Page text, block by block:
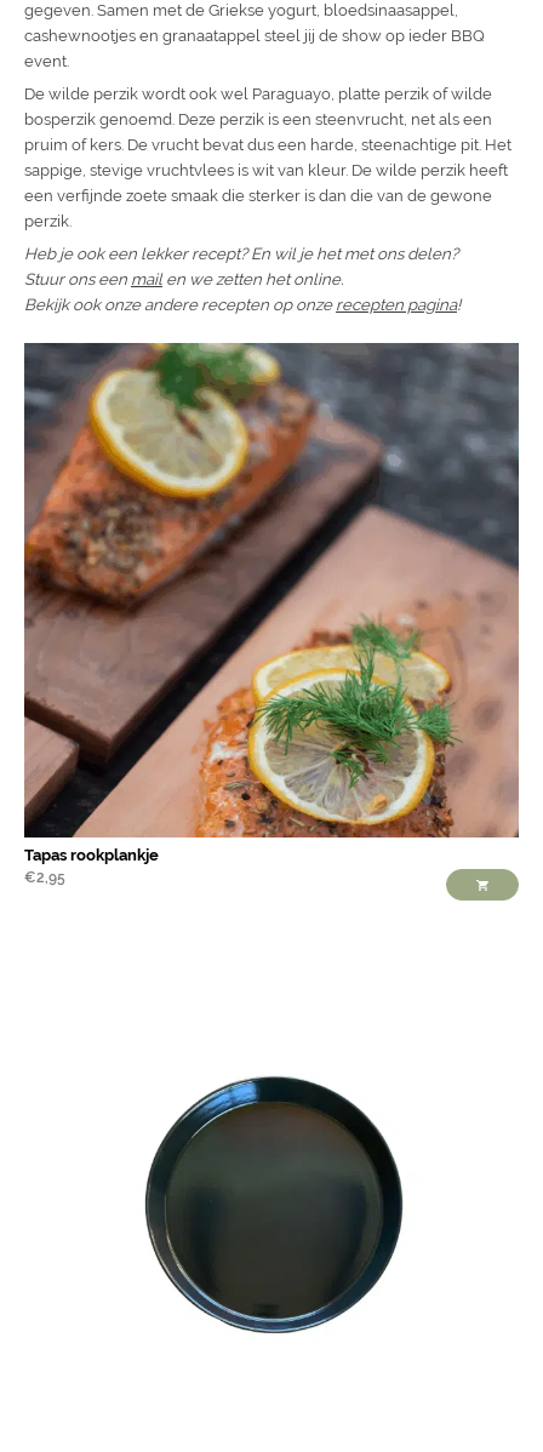
gegeven. Samen met de Griekse yogurt, bloedsinaasappel,
cashewnootjes en granaatappel steel jij de show op ieder BBQ
event.
De wilde perzik wordt ook wel Paraguayo, platte perzik of wilde
bosperzik genoemd. Deze perzik is een steenvrucht, net als een
pruim of kers. De vrucht bevat dus een harde, steenachtige pit. Het
sappige, stevige vruchtvlees is wit van kleur. De wilde perzik heeft
een verfijnde zoete smaak die sterker is dan die van de gewone
perzik.
Heb je ook een lekker recept? En wil je het met ons delen?
Stuur ons een mailen we zetten het online.
Bekijk ook onze andere recepten op onze recepten pagina!
Tapas rookplankje
€2,95